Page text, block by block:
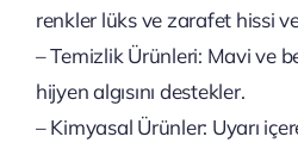
renkler lüks ve zarafet hissi
– Temizlik Ürünleri: Mavi ve
hijyen algısını destekler.
– Kimyasal Ürünler: Uyarı